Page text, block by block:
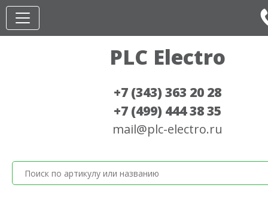
PLC Electro
+7 (343) 363 20 28
+7 (499) 444 38 35
mail@plc-electro.ru